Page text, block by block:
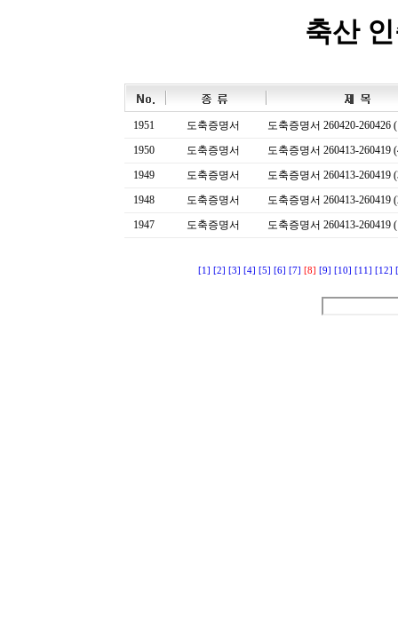
축산
1951 도축증명서
도축증명서 260420-260426
1950
도축증명서
도축증명서 260413-260419
1949
도축증명서
도축증명서 260413-260419
1948
도축증명서
도축증명서 260413-260419
1947
도축증명서 도축증명서 260413-260419
[1] [2] [3] [4] [5] [6] [7] [8] [9] [10] [11] [12]